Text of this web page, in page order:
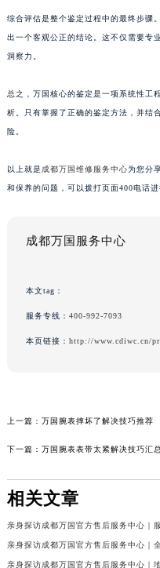
综合评估是整个鉴定过程中的最终步骤
出一个客观公正的结论。这不仅需要专
洞察力。
总之，万国核心的鉴定是一项系统性工
析。只有掌握了正确的鉴定方法，并结
险。
以上就是 成都万国维修服务中心为您分
和保养的问题，可以拨打页面400电话
成都万国服务中心
本文tag：
服务专线： 400-992-7093
本页链接： http://www.cdiwc.cn/
上一篇： 万国腕表摔坏了解决技巧推荐
下一篇： 万国腕表表带太紧解决技巧汇
相关文章